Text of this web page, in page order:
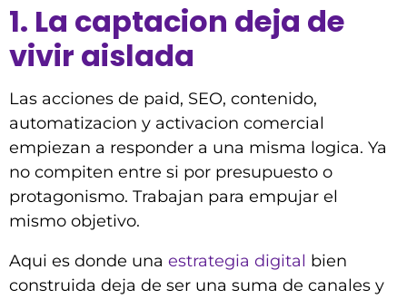
1. La captacion deja de
vivir aislada
Las acciones de paid, SEO, contenido,
automatizacion y activacion comercial
empiezan a responder a una misma logica. Ya
no compiten entre si por presupuesto o
protagonismo. Trabajan para empujar el
mismo objetivo.
Aqui es donde una estrategia digital bien
construida deja de ser una suma de canales y